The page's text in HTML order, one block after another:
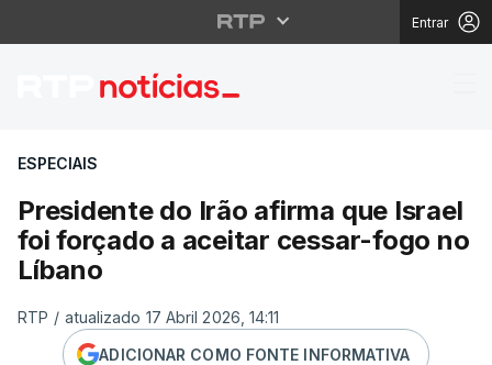
Entrar
Presidente do Irão
ESPECIAIS
Presidente do Irão afirma que Israel
foi forçado a aceitar cessar-fogo no
Líbano
RTP / atualizado 17 Abril 2026, 14:11
ADICIONAR COMO FONTE INFORMATIVA